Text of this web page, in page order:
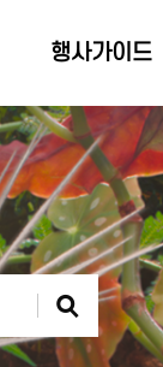
행사가이드